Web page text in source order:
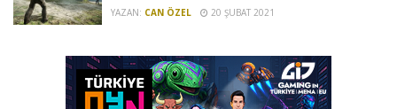
YAZAN: CAN ÖZEL 20 ŞUBAT 2021